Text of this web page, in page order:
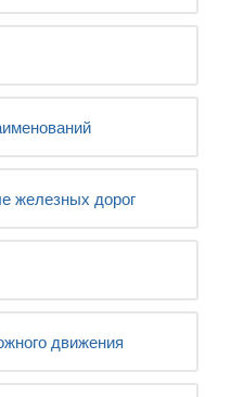
железных дорог
движения